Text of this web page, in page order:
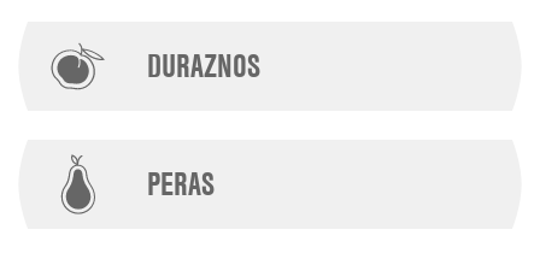
DURAZNOS
PERAS